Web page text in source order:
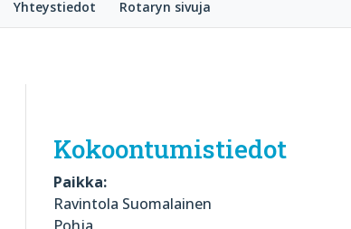
Yhteystiedot Rotaryn sivuja
Kokoontumistiedot
Paikka:
Ravintola Suomalainen